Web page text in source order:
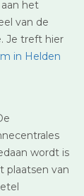
het
van de
Je treft hier
in Helden
wordt is
plaatsen van